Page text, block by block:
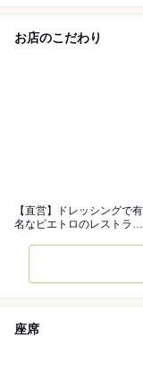
お店のこだわり
【直営】ドレッシングで有
名なピエトロのレストラ
座席